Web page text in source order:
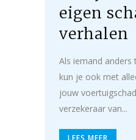
eigen
verhalen
Als iemand
kun je ook met
jouw
verzekeraar van...